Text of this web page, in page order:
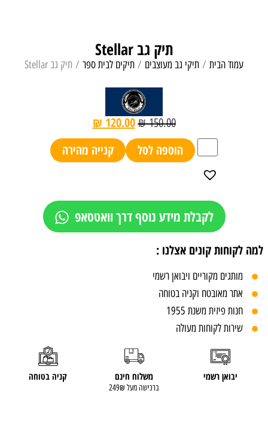
תיק גב Stellar
עמוד הבית / תיקי גב מעוצבים / תיקים לבית ספר / תיק גב Stellar
₪150.00
₪ 120.00
הוספה לסל
קנייה מהירה
לקבלת מידע נוסף דרך וואטסאפ
למה לקוחות קונים אצלנו :
מותגים מקוריים ויבואן רשמי
אתר מאובטח וקניה בטוחה
חנות פיזית משנת 1955
שירות לקוחות מעולה
יבואן רשמי משלוח חינם
ברכישה מעל 249₪
קניה בטוחה